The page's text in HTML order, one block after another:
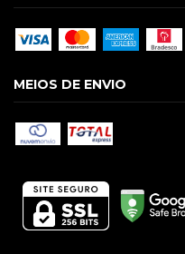
MEIOS DE ENVIO